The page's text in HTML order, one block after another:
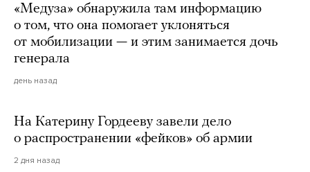
«Медуза» обнаружила там информацию
о том, что она помогает уклоняться
от мобилизации — и этим занимается дочь
генерала
день назад
На Катерину Гордееву завели дело
о распространении «фейков» об армии
2 дня назад